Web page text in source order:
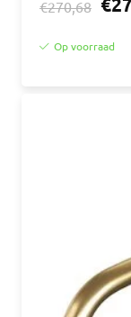
€270,68
Op voorraad